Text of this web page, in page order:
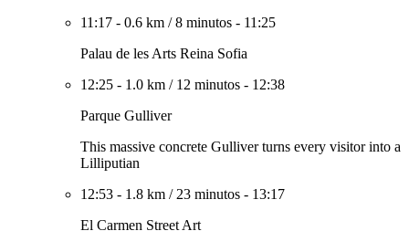
11:17 - 0.6 km /8 minutos - 11:25
Palau de les Arts Reina Sofia
12:25 - 1.0 km / 12 minutos - 12:38
Parque Gulliver
This massive concrete Gulliver turns every visitor into a
Lilliputian
12:53 - 1.8 km / 23 minutos - 13:17
El Carmen Street Art